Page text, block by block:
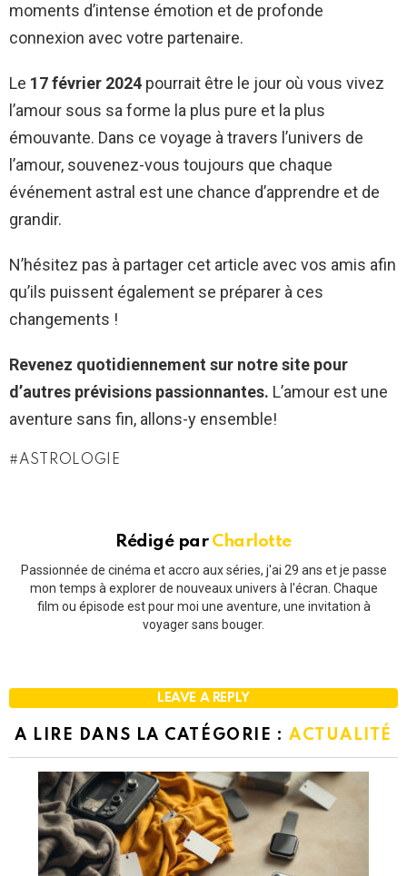
moments d’intense émotion et de profonde
connexion avec votre partenaire.
Le 17 février 2024 pourrait être le jour où vous vivez
l’amour sous sa forme la plus pure et la plus
émouvante. Dans ce voyage à travers l’univers de
l’amour, souvenez-vous toujours que chaque
événement astral est une chance d’apprendre et de
grandir.
N’hésitez pas à partager cet article avec vos amis afin
qu’ils puissent également se préparer à ces
changements !
Revenez quotidiennement sur notre site pour
d’autres prévisions passionnantes. L’amour est une
aventure sans fin, allons-y ensemble!
ASTROLOGIE
Rédigé par Charlotte
Passionnée de cinéma et accro aux séries, j'ai 29 ans et je passe
mon temps à explorer de nouveaux univers à l'écran. Chaque
film ou épisode est pour moi une aventure, une invitation à
voyager sans bouger.
LEAVE A REPLY
A LIRE DANS LA CATÉGORIE : ACTUALITÉ